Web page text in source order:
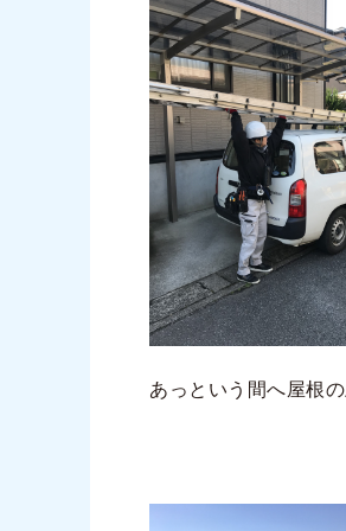
あっという間へ屋根